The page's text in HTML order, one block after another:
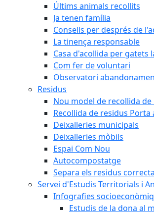
Últims animals recollits
Ja tenen família
Consells per després de
La tinença responsable
Casa d'acollida per gatets
Com fer de voluntari
Observatori
Residus
Nou model de recollida de
Recollida de residus Porta
Deixalleries municipals
Deixalleries mòbils
Espai Com Nou
Autocompostatge
Separa els residus
Servei d'Estudis Territorials i
Infografies
Estudis de la dona al